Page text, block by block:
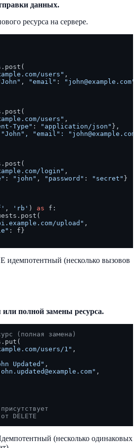
данных.
ресурса на сервере.
users" ,
, "email" : "john@example.com"
users" ,
Type" : "application/json" },
"email":
login" ,
: "john" , "password" : "secret" }
, 'rb' ) as f:
upload" ,
: f}
идемпотентный (несколько вызовов
полной замены ресурса.
(полная замена)
users/1" ,
Updated" ,
,
DELETE
(несколько одинаковых